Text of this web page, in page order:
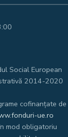
Social European
2014-2020
cofinanțate de
ue.ro
mod obligatoriu